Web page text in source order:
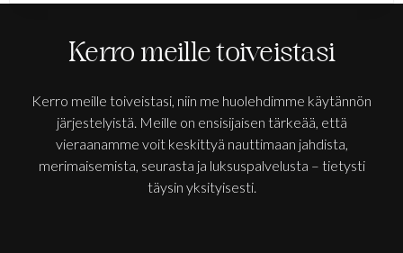
Kerro meille toiveistasi
Kerro meille toiveistasi, niin me huolehdimme käytännön
järjestelyistä. Meille on ensisijaisen tärkeää, että
vieraanamme voit keskittyä nauttimaan jahdista,
merimaisemista, seurasta ja luksuspalvelusta – tietysti
täysin yksityisesti.